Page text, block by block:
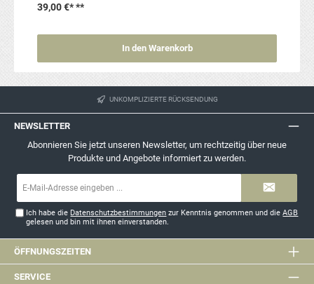
39,00 €***
In den Warenkorb
UNKOMPLIZIERTE RÜCKSENDUNG
NEWSLETTER
Abonnieren Sie jetzt unseren Newsletter, um rechtzeitig über neue
Produkte und Angebote informiert zu werden.
Ich habe die Datenschutzbestimmungen zur Kenntnis genommen und dieAGB
gelesen und bin mit ihnen einverstanden.
ÖFFNUNGSZEITEN
SERVICE